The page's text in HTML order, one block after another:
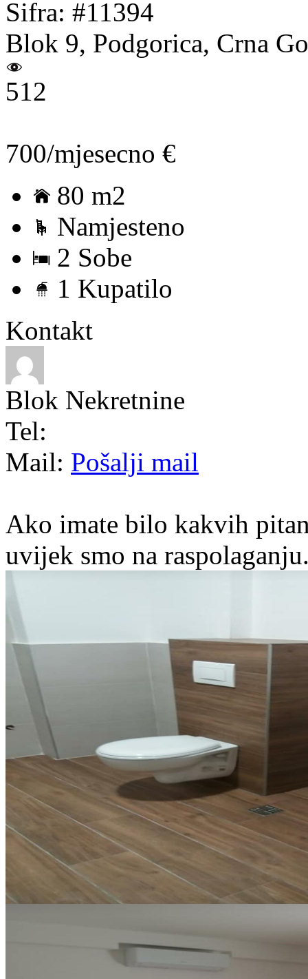
Sifra: #11394
Blok 9, Podgorica, Crna
512
700/mjesecno €
80 m2
Namjesteno
2 Sobe
1 Kupatilo
Kontakt
Blok Nekretnine
Tel:
Mail: Pošalji mail
Ako imate bilo kakvih
uvijek smo na